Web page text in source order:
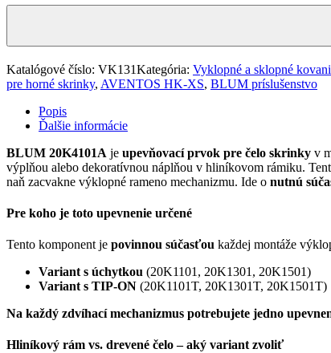
Katalógové číslo: VK131Kategória: Vyklopné a sklopné
pre horné skrinky, AVENTOS HK-XS, BLUM príslušenstvo
Popis
Ďalšie informácie
BLUM 20K4101A je upevňovací prvok pre čelo skrinky v
výplňou alebo dekoratívnou náplňou v hliníkovom rámiku.
naň zacvakne výklopné rameno mechanizmu. Ide o nutnú
Pre koho je toto upevnenie určené
Tento komponent je povinnou súčasťou každej montáže
Variant s úchytkou (20K1101, 20K1301, 20K1501)
Variant s TIP-ON (20K1101T, 20K1301T, 20K1501T)
Na každý zdvíhací mechanizmus potrebujete jedno
Hliníkový rám vs. drevené čelo – aký variant zvoliť